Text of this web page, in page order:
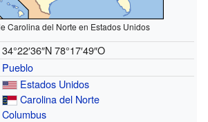
Carolina del Norte en Estados Unidos
34°22′36″N 78°17′49″O
Pueblo
Estados Unidos
Carolina del Norte
Columbus